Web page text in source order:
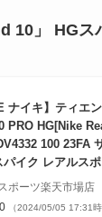
10」 HGス
ナイキ】ティエ
PRO HG[Nike
100 23FA
パイク レアルス
ポーツ楽天市場店
（2024/05/05 17:31